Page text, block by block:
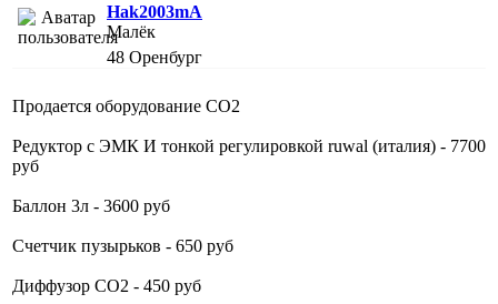
Hak2003mA
Малёк
48 Оренбург
Продается оборудование СО2
Редуктор с ЭМК И тонкой регулировкой ruwal (италия) - 7700
руб
Баллон 3л - 3600 руб
Счетчик пузырьков - 650 руб
Диффузор СО2 - 450 руб